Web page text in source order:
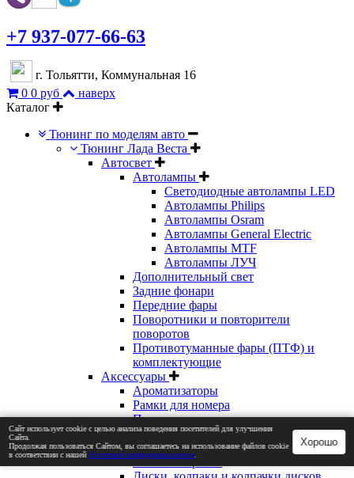
+7 937-077-66-63
г. Тольятти, Коммунальная 16
0 0 руб
наверх
Каталог
Тюнинг по моделям авто
Тюнинг Лада Веста
Автосвет
Автолампы
Светодиодные автолампы LED
Автолампы Philips
Автолампы Osram
Автолампы General Electric
Автолампы MTF
Автолампы ЛУЧ
Дополнительный свет
Задние фонари
Передние фары
Поворотники и повторители
поворотов
Противотуманные фары (ПТФ) и
комплектующие
Аксессуары
Ароматизаторы
Рамки для номера
Прочие аксессуары
Внешний вид
Бампера
Боковые зеркала
Сайт использует cookie с целью анализа поведения посетителей для улучшения
Сайта.
Продолжая пользоваться Сайтом, вы соглашаетесь на использование файлов cookie
в соответствии с нашейПолитикой конфиденциальности.
Хорошо